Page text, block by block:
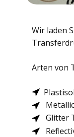
Wir laden
Arten von
Glitter